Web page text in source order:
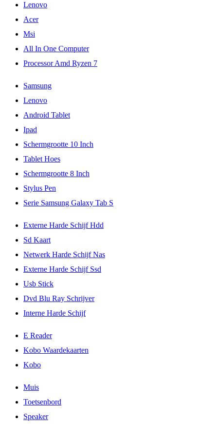
Lenovo
Acer
Msi
All In One Computer
Processor Amd Ryzen 7
Samsung
Lenovo
Android Tablet
Ipad
Schermgrootte 10 Inch
Tablet Hoes
Schermgrootte 8 Inch
Stylus Pen
Serie Samsung Galaxy Tab S
Externe Harde Schijf Hdd
Sd Kaart
Netwerk Harde Schijf Nas
Externe Harde Schijf Ssd
Usb Stick
Dvd Blu Ray Schrijver
Interne Harde Schijf
E Reader
Kobo Waardekaarten
Kobo
Muis
Toetsenbord
Speaker